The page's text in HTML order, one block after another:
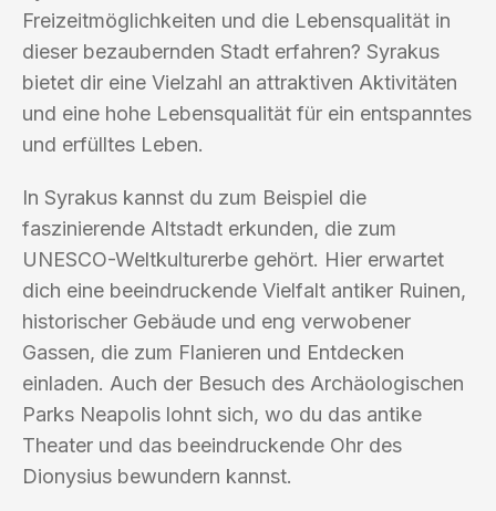
Freizeitmöglichkeiten und die Lebensqualität in
dieser bezaubernden Stadt erfahren? Syrakus
bietet dir eine Vielzahl an attraktiven Aktivitäten
und eine hohe Lebensqualität für ein entspanntes
und erfülltes Leben.
In Syrakus kannst du zum Beispiel die
faszinierende Altstadt erkunden, die zum
UNESCO-Weltkulturerbe gehört. Hier erwartet
dich eine beeindruckende Vielfalt antiker Ruinen,
historischer Gebäude und eng verwobener
Gassen, die zum Flanieren und Entdecken
einladen. Auch der Besuch des Archäologischen
Parks Neapolis lohnt sich, wo du das antike
Theater und das beeindruckende Ohr des
Dionysius bewundern kannst.